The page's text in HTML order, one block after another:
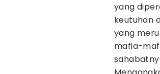
yang
keutuhan
yang
mafia-